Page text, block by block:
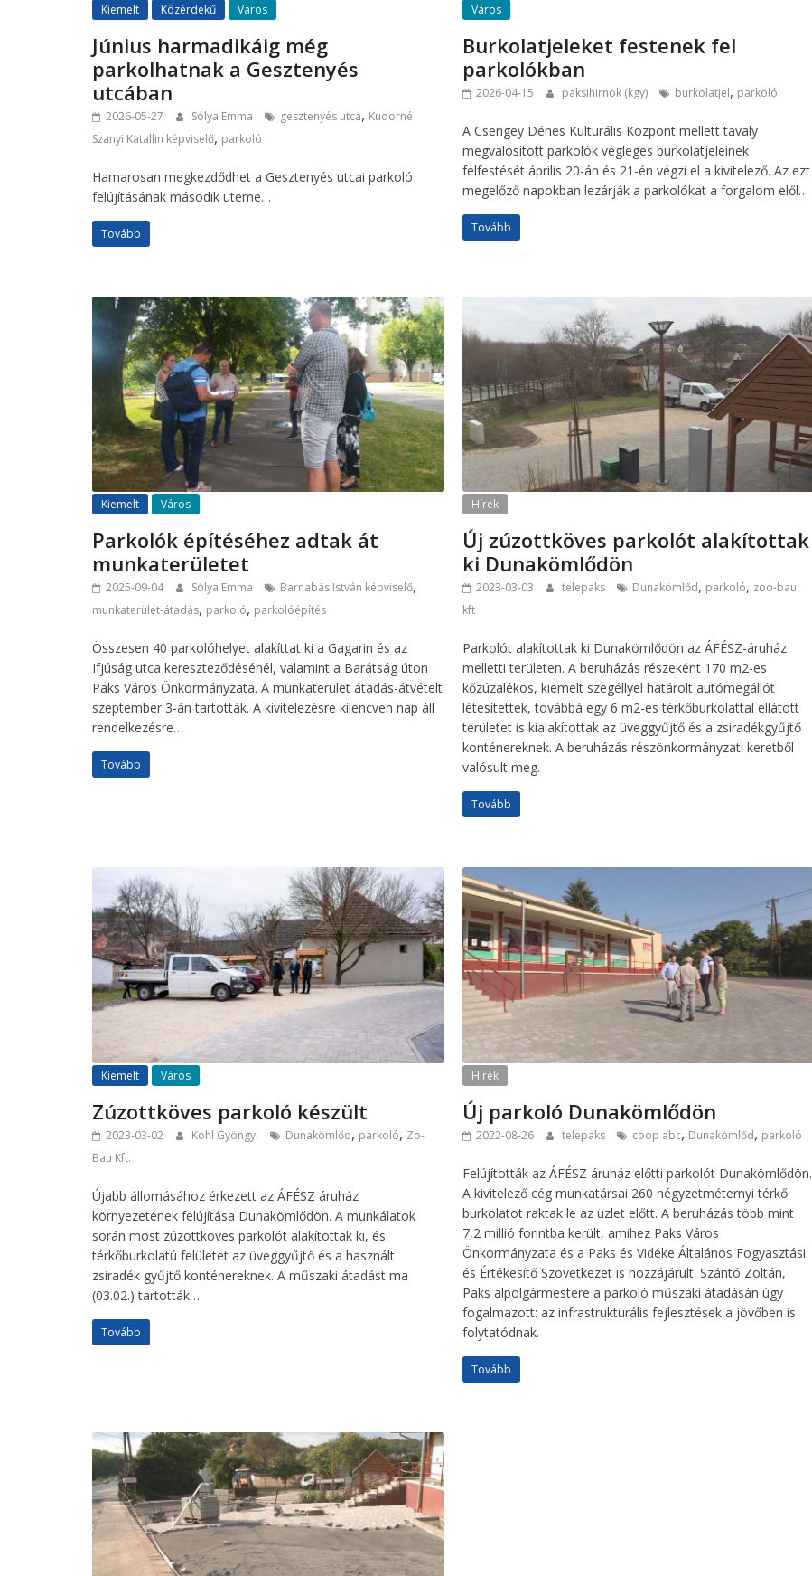
Kiemelt Közérdekű Város
Június harmadikáig még
parkolhatnak a Gesztenyés
utcában
2026-05-27 Sólya Emma gesztenyés utca, Kudorné
Szanyi Katallin képviselő, parkoló
Hamarosan megkezdődhet a Gesztenyés utcai parkoló
felújításának második üteme…
Tovább
Város
Burkolatjeleket festenek fel
parkolókban
2026-04-15 paksihirnok (kgy) burkolatjel, parkoló
A Csengey Dénes Kulturális Központ mellett tavaly
megvalósított parkolók végleges burkolatjeleinek
felfestését április 20-án és 21-én végzi el a kivitelező. Az ezt
megelőző napokban lezárják a parkolókat a forgalom elől…
Tovább
Kiemelt Város
Parkolók építéséhez adtak át
munkaterületet
2025-09-04 Sólya Emma Barnabás István képviselő,
munkaterület-átadás, parkoló, parkolóépítés
Összesen 40 parkolóhelyet alakíttat ki a Gagarin és az
Ifjúság utca kereszteződésénél, valamint a Barátság úton
Paks Város Önkormányzata. A munkaterület átadás-átvételt
szeptember 3-án tartották. A kivitelezésre kilencven nap áll
rendelkezésre…
Tovább
Hírek
Új zúzottköves parkolót alakítottak
ki Dunakömlődön
2023-03-03 telepaks Dunakömlőd, parkoló, zoo-bau
kft
Parkolót alakítottak ki Dunakömlődön az ÁFÉSZ-áruház
melletti területen. A beruházás részeként 170 m2-es
kőzúzalékos, kiemelt szegéllyel határolt autómegállót
létesítettek, továbbá egy 6 m2-es térkőburkolattal ellátott
területet is kialakítottak az üveggyűjtő és a zsiradékgyűjtő
konténereknek. A beruházás részönkormányzati keretből
valósult meg.
Tovább
Kiemelt Város
Zúzottköves parkoló készült
2023-03-02 Kohl Gyöngyi Dunakömlőd, parkoló, Zo-
Bau Kft.
Újabb állomásához érkezett az ÁFÉSZ áruház
környezetének felújítása Dunakömlődön. A munkálatok
során most zúzottköves parkolót alakítottak ki, és
térkőburkolatú felületet az üveggyűjtő és a használt
zsiradék gyűjtő konténereknek. A műszaki átadást ma
(03.02.) tartották…
Tovább
Hírek
Új parkoló Dunakömlődön
2022-08-26 telepaks coop abc, Dunakömlőd, parkoló
Felújították az ÁFÉSZ áruház előtti parkolót Dunakömlődön.
A kivitelező cég munkatársai 260 négyzetméternyi térkő
burkolatot raktak le az üzlet előtt. A beruházás több mint
7,2 millió forintba került, amihez Paks Város
Önkormányzata és a Paks és Vidéke Általános Fogyasztási
és Értékesítő Szövetkezet is hozzájárult. Szántó Zoltán,
Paks alpolgármestere a parkoló műszaki átadásán úgy
fogalmazott: az infrastrukturális fejlesztések a jövőben is
folytatódnak.
Tovább